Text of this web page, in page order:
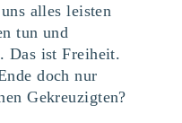
alles leisten
tun und
Das ist Freiheit.
doch nur
Gekreuzigten?